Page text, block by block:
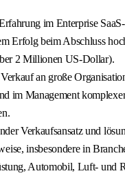
im Enterprise
Erfolg beim Abschluss
2 Millionen US-Dollar).
an große
im Management
Verkaufsansatz und
insbesondere in
Automobil, Luft- und